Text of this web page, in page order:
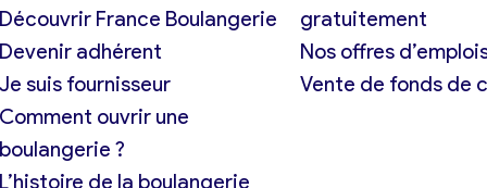
Découvrir France Boulangerie
Devenir adhérent
Je suis fournisseur
Comment ouvrir une
boulangerie ?
L’histoire de la boulangerie
gratuitement
Nos offres
Vente de fonds de